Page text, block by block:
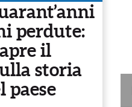
perdute:
il
storia
paese